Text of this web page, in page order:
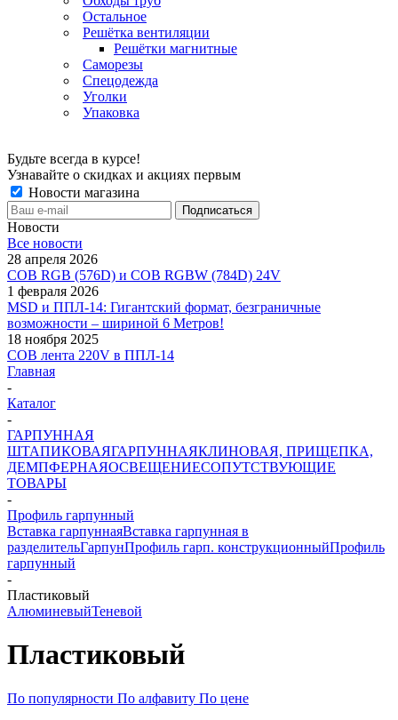
Остальное
Решётка вентиляции
Решётки магнитные
Саморезы
Спецодежда
Уголки
Упаковка
Будьте всегда в курсе!
Узнавайте о скидках и акциях первым
Новости магазина
Новости
Все новости
28 апреля 2026
COB RGB (576D) и COB RGBW (784D) 24V
1 февраля 2026
MSD и ППЛ-14: Гигантский формат, безграничные
возможности – шириной 6 Метров!
18 ноября 2025
COB лента 220V в ППЛ-14
Главная
-
Каталог
-
ГАРПУННАЯ
ШТАПИКОВАЯГАРПУННАЯКЛИНОВАЯ, ПРИЩЕПКА,
ДЕМПФЕРНАЯОСВЕЩЕНИЕСОПУТСТВУЮЩИЕ
ТОВАРЫ
-
Профиль гарпунный
Вставка гарпуннаяВставка гарпунная в
разделительГарпунПрофиль гарп. конструкционныйПрофиль
гарпунный
-
Пластиковый
АлюминевыйТеневой
Пластиковый
По популярности По алфавиту По цене